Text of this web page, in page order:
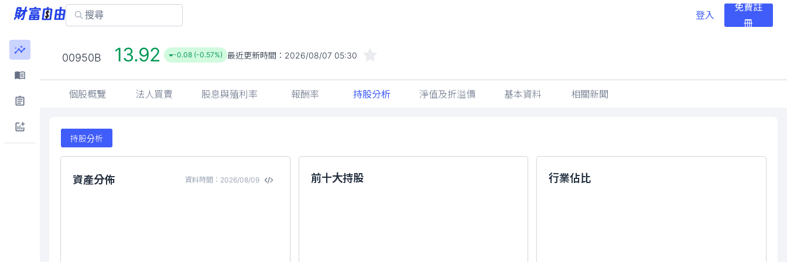
登入
免費註
冊
00950B 13.92 -0.08 (-0.57%) 最近更新時間： 2026/08/07 05:30
個股概覽 法人買賣 股息與殖利率 報酬率 持股分析 淨值及折溢價 基本資料 相關新聞
持股分析
資產分佈 資料時間：2026/08/09 前十大持股 行業佔比